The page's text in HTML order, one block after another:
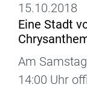
15.10.2018
Eine Stadt
Am
14:00 Uhr